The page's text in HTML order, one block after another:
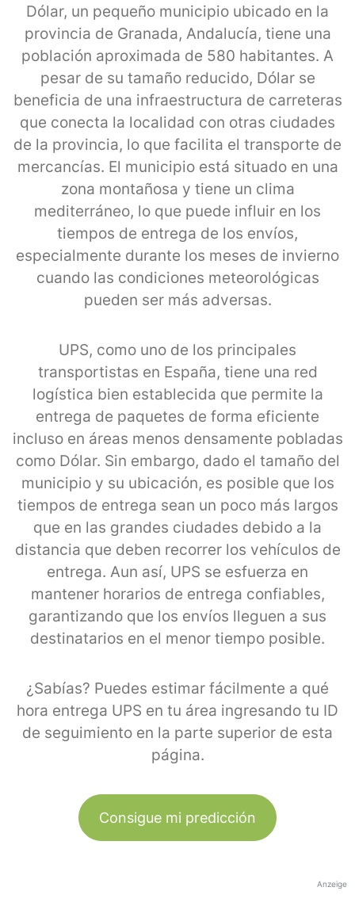
Dólar, un pequeño municipio ubicado en la
provincia de Granada, Andalucía, tiene una
población aproximada de 580 habitantes. A
pesar de su tamaño reducido, Dólar se
beneficia de una infraestructura de carreteras
que conecta la localidad con otras ciudades
de la provincia, lo que facilita el transporte de
mercancías. El municipio está situado en una
zona montañosa y tiene un clima
mediterráneo, lo que puede influir en los
tiempos de entrega de los envíos,
especialmente durante los meses de invierno
cuando las condiciones meteorológicas
pueden ser más adversas.
UPS, como uno de los principales
transportistas en España, tiene una red
logística bien establecida que permite la
entrega de paquetes de forma eficiente
incluso en áreas menos densamente pobladas
como Dólar. Sin embargo, dado el tamaño del
municipio y su ubicación, es posible que los
tiempos de entrega sean un poco más largos
que en las grandes ciudades debido a la
distancia que deben recorrer los vehículos de
entrega. Aun así, UPS se esfuerza en
mantener horarios de entrega confiables,
garantizando que los envíos lleguen a sus
destinatarios en el menor tiempo posible.
¿Sabías? Puedes estimar fácilmente a qué
hora entrega UPS en tu área ingresando tu ID
de seguimiento en la parte superior de esta
página.
Consigue mi predicción
Anzeige